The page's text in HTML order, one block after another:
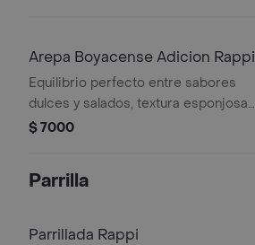
Arepa Boyacense Adicion Rappi
Equilibrio perfecto entre sabores
dulces y salados, textura esponjosa
por dentro y corteza firme
$ 7000
Parrilla
Parrillada Rappi